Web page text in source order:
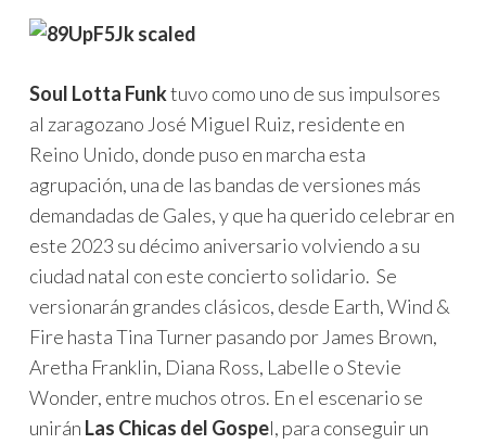
Soul Lotta Funktuvo como uno de sus impulsores
al zaragozano José Miguel Ruiz, residente en
Reino Unido, donde puso en marcha esta
agrupación, una de las bandas de versiones más
demandadas de Gales, y que ha querido celebrar en
este 2023 su décimo aniversario volviendo a su
ciudad natal con este concierto solidario. Se
versionarán grandes clásicos, desde Earth, Wind &
Fire hasta Tina Turner pasando por James Brown,
Aretha Franklin, Diana Ross, Labelle o Stevie
Wonder, entre muchos otros. En el escenario se
unirán Las Chicas del Gospel, para conseguir un